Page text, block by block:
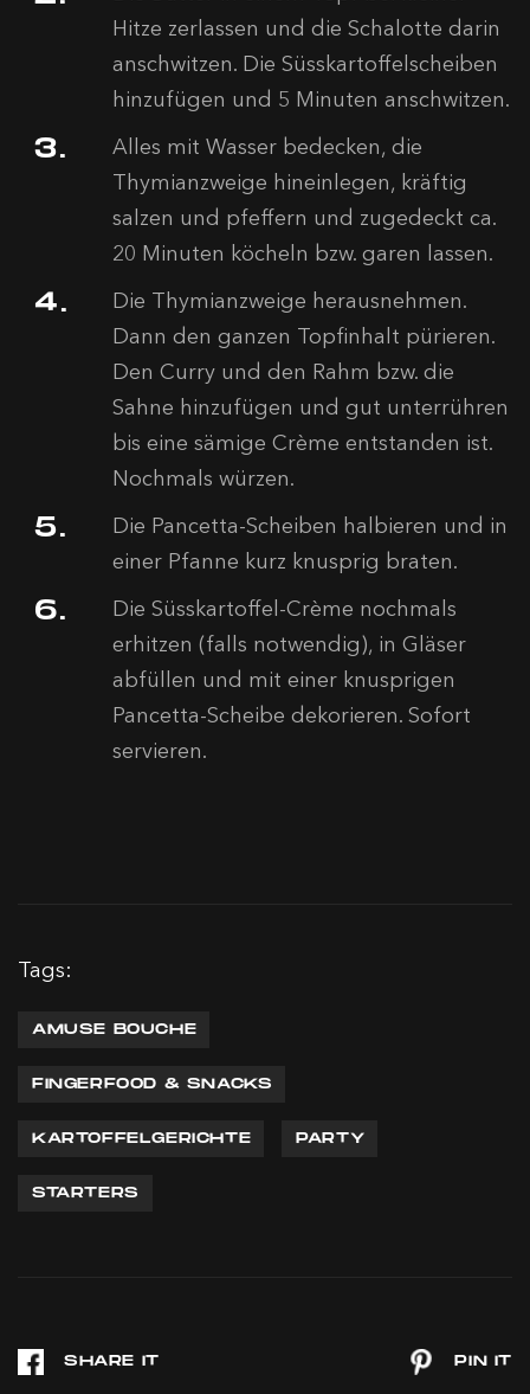
Hitze zerlassen und die Schalotte darin
anschwitzen. Die Süsskartoffelscheiben
hinzufügen und 5 Minuten anschwitzen.
Alles mit Wasser bedecken, die
Thymianzweige hineinlegen, kräftig
salzen und pfeffern und zugedeckt ca.
20 Minuten köcheln bzw. garen lassen.
Die Thymianzweige herausnehmen.
Dann den ganzen Topfinhalt pürieren.
Den Curry und den Rahm bzw. die
Sahne hinzufügen und gut unterrühren
bis eine sämige Crème entstanden ist.
Nochmals würzen.
Die Pancetta-Scheiben halbieren und in
einer Pfanne kurz knusprig braten.
Die Süsskartoffel-Crème nochmals
erhitzen (falls notwendig), in Gläser
abfüllen und mit einer knusprigen
Pancetta-Scheibe dekorieren. Sofort
servieren.
Tags:
AMUSE BOUCHE
FINGERFOOD & SNACKS
KARTOFFELGERICHTE PARTY
STARTERS